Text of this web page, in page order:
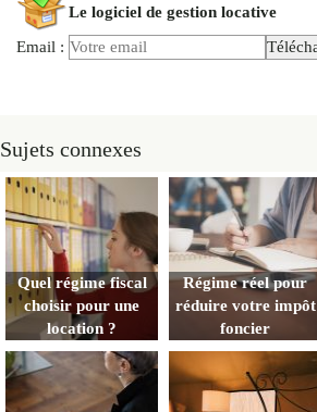
Le logiciel de gestion locative
Email :
Sujets connexes
Quel régime fiscal
choisir pour une
location ?
Régime réel pour
réduire votre impôt
foncier